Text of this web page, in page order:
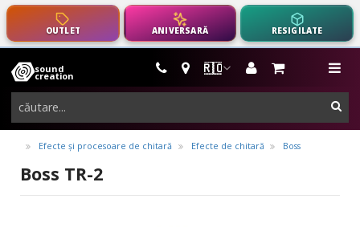
OUTLET ANIVERSARĂ RESIGILATE
🇷🇴
sound
creation
instrumente
muzicale,
echipamente
pro-
audio
Efecte și procesoare de chitară Efecte de chitară Boss
Boss TR-2